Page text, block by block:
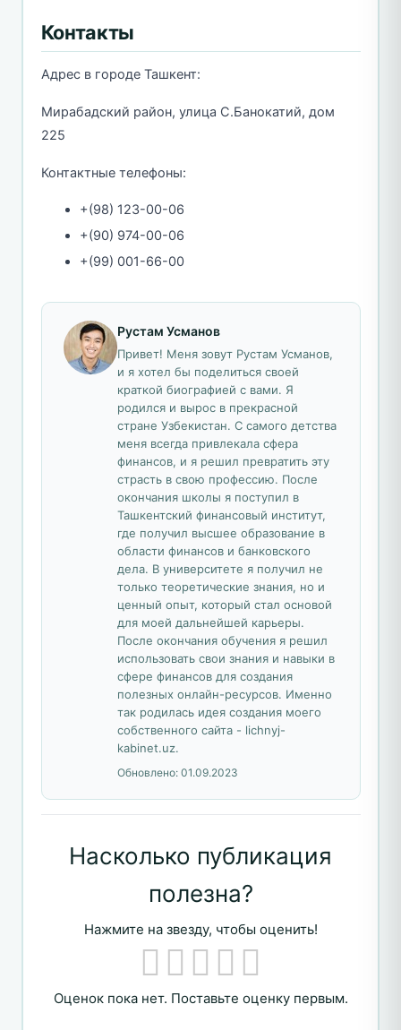
Контакты
Адрес в городе Ташкент:
Мирабадский район, улица С.Банокатий, дом
225
Контактные телефоны:
+(98) 123-00-06
+(90) 974-00-06
+(99) 001-66-00
Рустам Усманов
Привет! Меня зовут Рустам Усманов,
и я хотел бы поделиться своей
краткой биографией с вами. Я
родился и вырос в прекрасной
стране Узбекистан. С самого детства
меня всегда привлекала сфера
финансов, и я решил превратить эту
страсть в свою профессию. После
окончания школы я поступил в
Ташкентский финансовый институт,
где получил высшее образование в
области финансов и банковского
дела. В университете я получил не
только теоретические знания, но и
ценный опыт, который стал основой
для моей дальнейшей карьеры.
После окончания обучения я решил
использовать свои знания и навыки в
сфере финансов для создания
полезных онлайн-ресурсов. Именно
так родилась идея создания моего
собственного сайта - lichnyj-
kabinet.uz.
Обновлено: 01.09.2023
Насколько публикация
полезна?
Нажмите на звезду, чтобы оценить!
Оценок пока нет. Поставьте оценку первым.